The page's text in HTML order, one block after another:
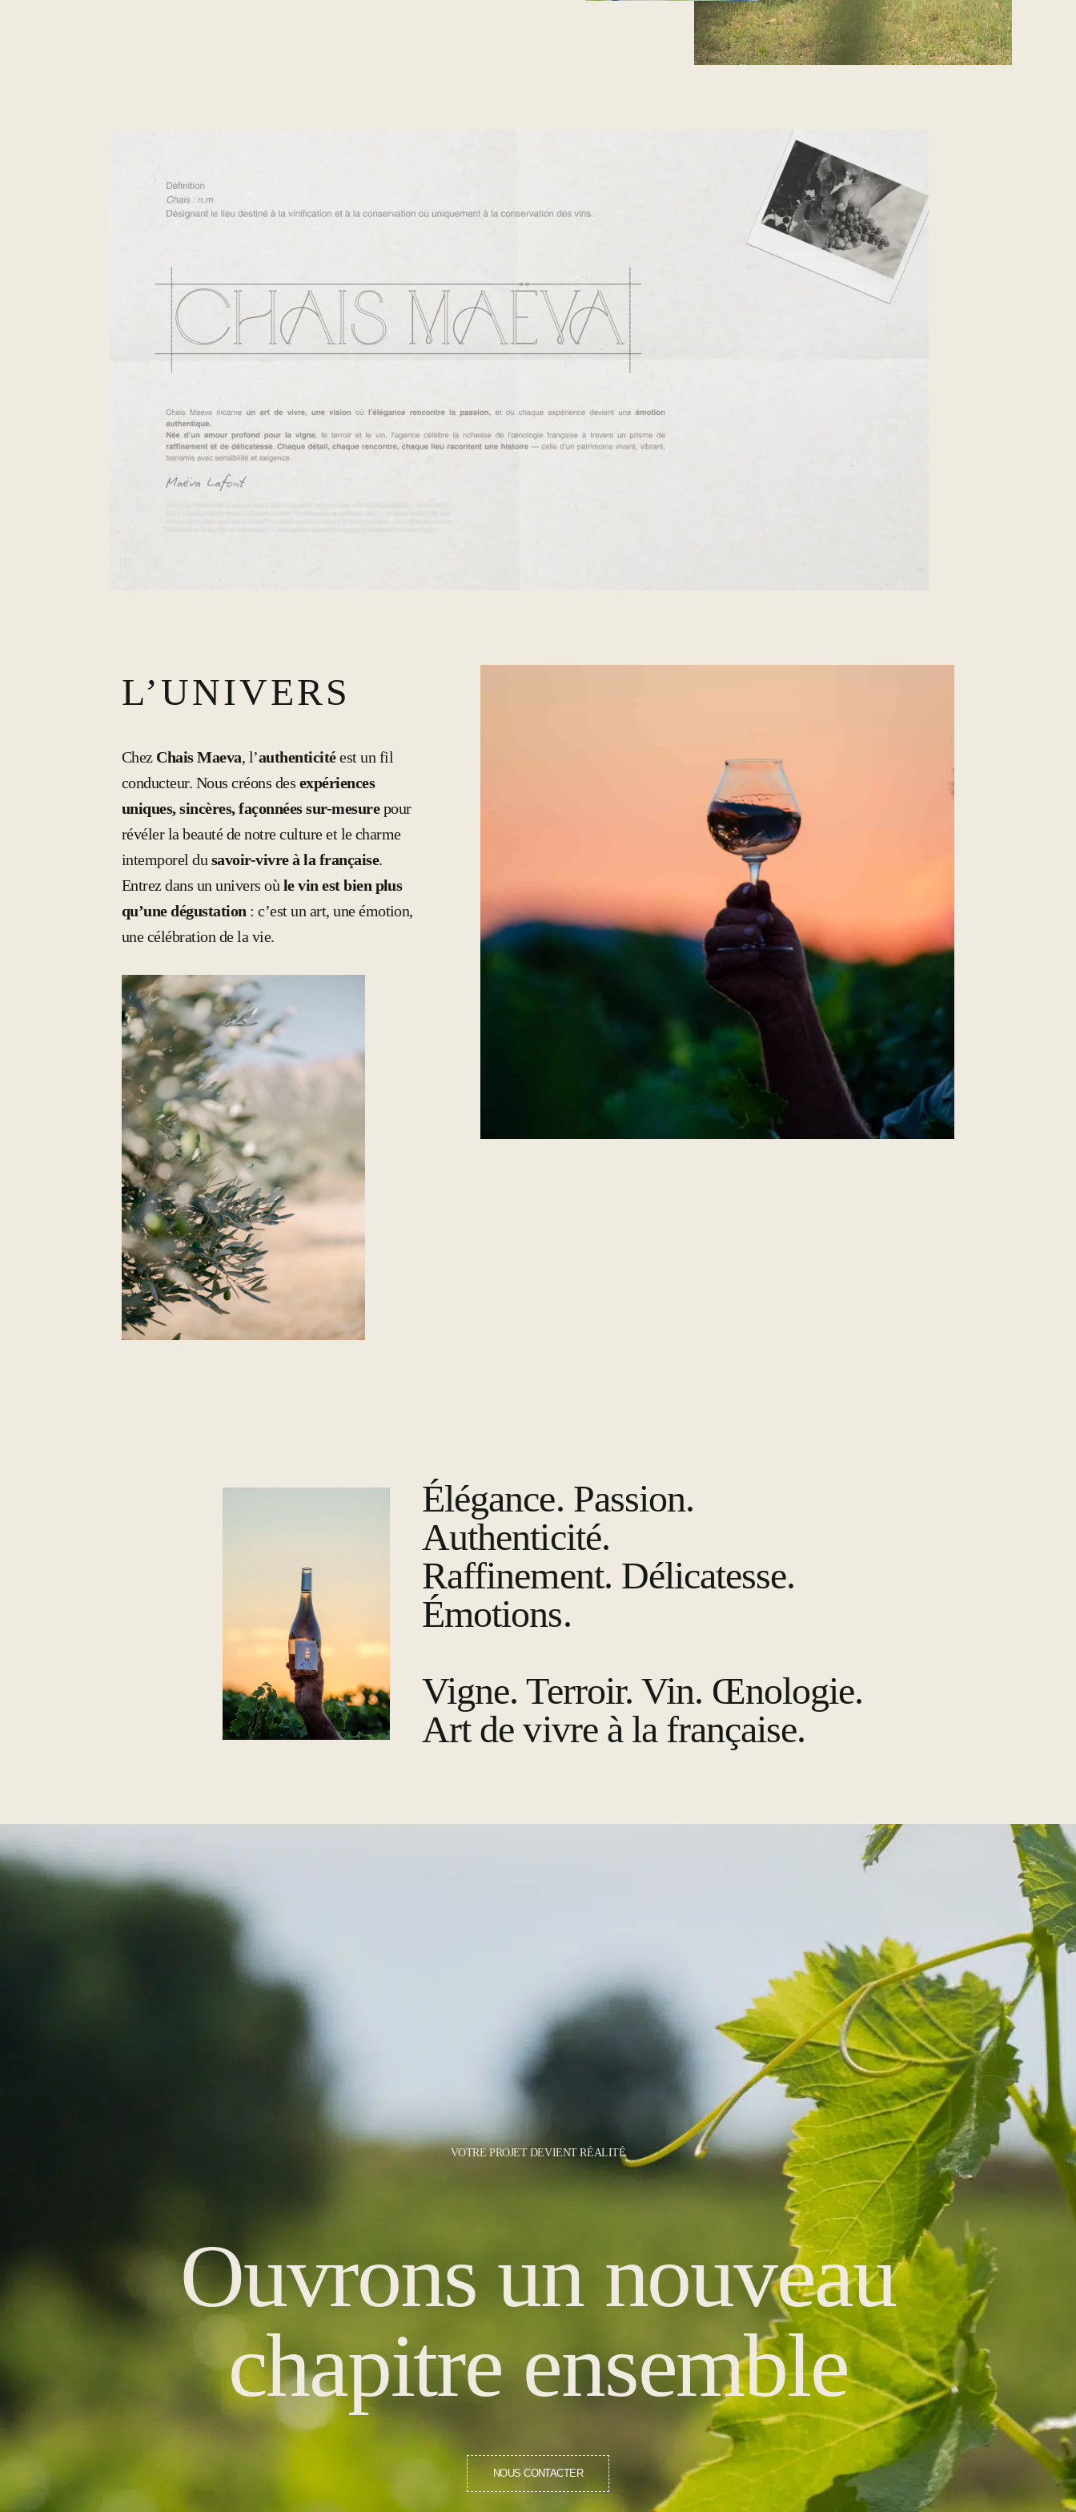
L’UNIVERS
Chez Chais Maeva, l’authenticitéest un fil
conducteur. Nous créons des expériences
uniques, sincères, façonnées sur-mesurepour
révéler la beauté de notre culture et le charme
intemporel du savoir-vivre à la française.
Entrez dans un univers où le vin est bien plus
qu’une dégustation : c’est un art, une émotion,
une célébration de la vie.
Élégance. Passion.
Authenticité.
Raffinement. Délicatesse.
Émotions.
Vigne. Terroir. Vin. Œnologie.
Art de vivre à la française.
VOTRE PROJET DEVIENT RÉALITÉ
Ouvrons un nouveau
chapitre ensemble
NOUS CONTACTER